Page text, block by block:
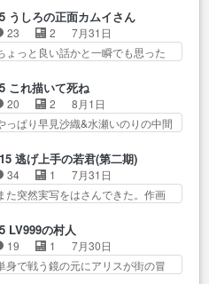
らかしらお顔が… 黒絵「怪獣
憧れるのはいいけど自分自身
… 素の自分はどちらなのかは
だ不明だが見せ…
こ… 自信あれば評価なんて
にしないし、充実し… ・バー
ャルだけど、みゅーたいぷ初ライ
ら歌唱シーン… の、らいぶシ
ン＿!!­­--­­--­… それだけでええや
！！しかし、ビオラが仕…
った？鬼夜叉が田楽の… 猿楽
鬼夜叉と田楽の増次郎。小さない
こ… 着眼点は良くとも、先鋭
すぎるのか。芸能… 鬼夜叉は
… 観世座を離れ、三条坊門御
で日々を送る鬼… 「お前(鬼夜
)が凄いのではなく客が凄い…
の動き… 登場人物の我が強
。新しい獅子舞に拘って… 第
話をprimevideoで視聴しまし…
うしろの正面カムイさん
23 2
7月31日
ょっと良い話かと一瞬でも思った
てなかった？白雪碧さ… 今日
1日お疲れ様でした～───昨晩～
… 幼女に拾われたお市ちゃん
恩返し。化け猫… 役にて出演
… トイ・ストーリーみたいな
まり。流石に除… 猫相手にな
でそんなに…と思ったらそう
け猫は油が好物… 今回はあか
し1体のみで15分。金持ちの…
更だけど霊が性行為で祓えること
何とな…
これ描いて死ね
20 2
8月1日
っぱり早見沙織&水瀬いのりの中間
になってたんだっけ… 登場人
が増えてわいわいしたところが好
… 初コミティアで２０冊刷り
妥当だよね。俺… 藤森さんの
⋯… 〜漫画に「想い」をこめ
う｣娘に漫画であ… 何回この作
に泣かされるのだろう。光が
逃げ上手の若君(第二期)
34 1
7月31日
た突然実写をはさんできた。作画
事と分かると水を得た… 30歳
で童貞だと魔法使いになれるとい
… こっちの諏訪の三大将もま
クセが強いw色… 頼重が完全に
LV999の村人
19 1
7月30日
身で戦う鏡の元にアリスが街の冒